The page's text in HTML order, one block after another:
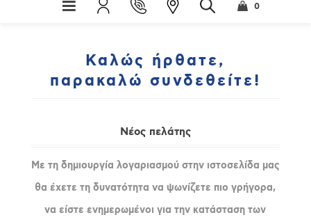
0
Καλώς ήρθατε,
παρακαλώ συνδεθείτε!
Νέος πελάτης
Με τη δημιουργία λογαριασμού στην ιστοσελίδα μας
θα έχετε τη δυνατότητα να ψωνίζετε πιο γρήγορα,
να είστε ενημερωμένοι για την κατάσταση των